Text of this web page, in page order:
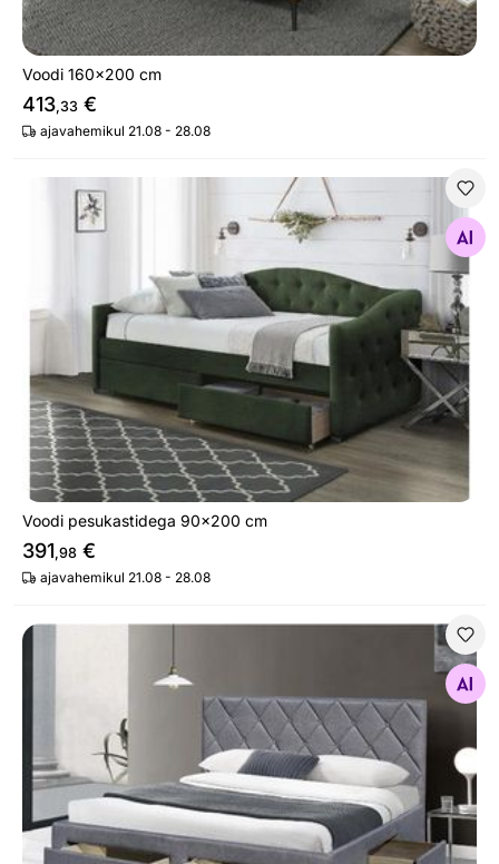
Voodi 160x200 cm
413,33 €
ajavahemikul 21.08 - 28.08
Voodi pesukastidega 90x200 cm
Otsi sarnaseid
Voodi pesukastidega 90x200 cm
391,98 €
ajavahemikul 21.08 - 28.08